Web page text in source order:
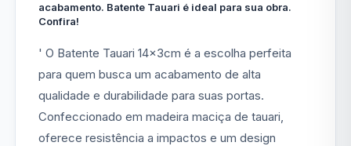
acabamento. Batente Tauari é ideal para sua obra.
Confira!
' O Batente Tauari 14x3cm é a escolha perfeita
para quem busca um acabamento de alta
qualidade e durabilidade para suas portas.
Confeccionado em madeira maciça de tauari,
oferece resistência a impactos e um design